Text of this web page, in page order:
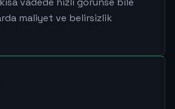
maliyet ve belirsizlik